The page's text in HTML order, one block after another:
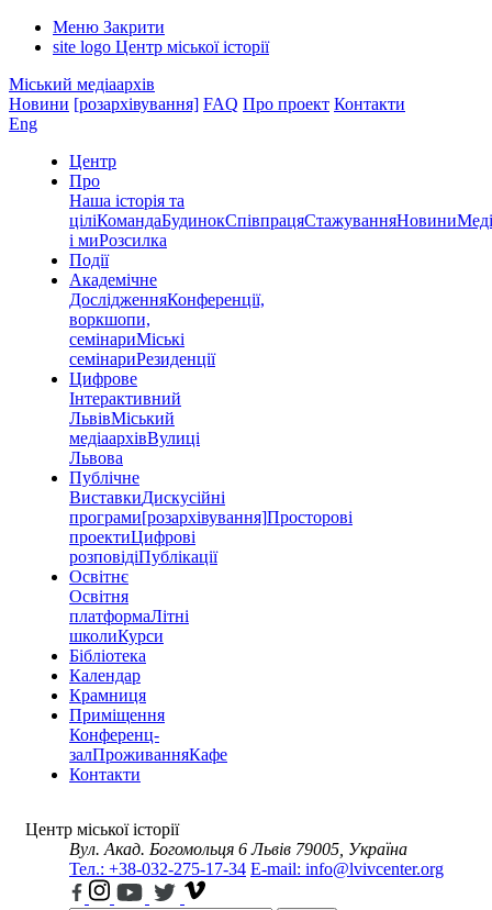
Меню Закрити
site logo Центр міської історії
Міський медіаархів
Новини [розархівування] FAQ Про проект Контакти
Eng
Центр
Про
Наша історія та
ціліКомандаБудинокСпівпрацяСтажуванняНовини
і миРозсилка
Події
Академічне
ДослідженняКонференції,
воркшопи,
семінариМіські
семінариРезиденції
Цифрове
Інтерактивний
ЛьвівМіський
медіаархівВулиці
Львова
Публічне
ВиставкиДискусійні
програми[розархівування]Просторові
проектиЦифрові
розповідіПублікації
Освітнє
Освітня
платформаЛітні
школиКурси
Бібліотека
Календар
Крамниця
Приміщення
Конференц-
залПроживанняКафе
Контакти
Центр міської історії
Вул. Акад. Богомольця 6 Львів 79005, Україна
Тел.: +38-032-275-17-34 E-mail: info@lvivcenter.org